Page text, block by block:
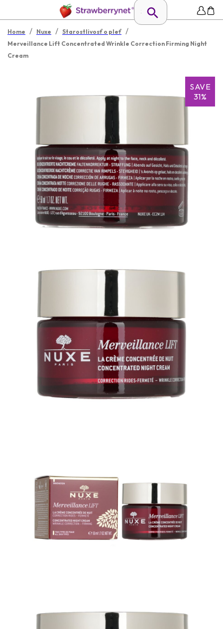
Home / Nuxe / Starostlivosť o pleť /
Merveillance Lift Concentrated Wrinkle Correction Firming Night
Cream
SAVE
31%